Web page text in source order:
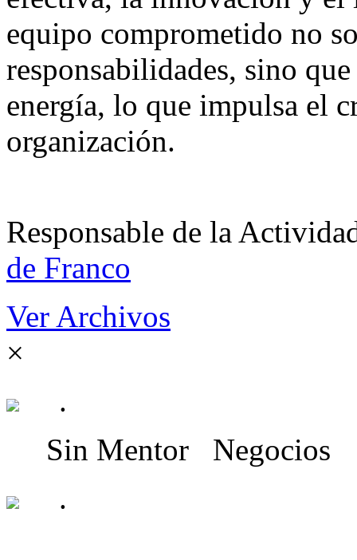
equipo comprometido no
responsabilidades, sino
energía, lo que impulsa el
organización.
Responsable de la
de Franco
Ver Archivos
×
.
Sin Mentor Negocios
.